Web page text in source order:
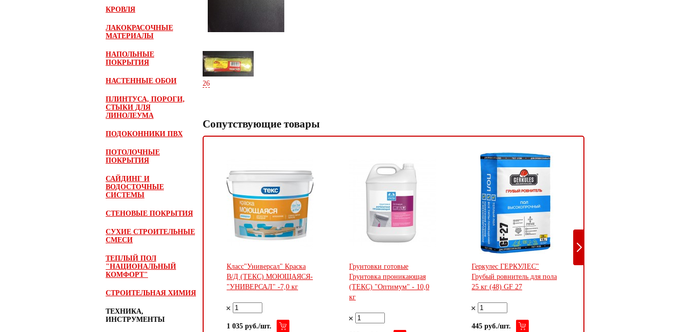
КРОВЛЯ
ЛАКОКРАСОЧНЫЕ
МАТЕРИАЛЫ
НАПОЛЬНЫЕ
ПОКРЫТИЯ
НАСТЕННЫЕ ОБОИ
ПЛИНТУСА, ПОРОГИ,
СТЫКИ ДЛЯ
ЛИНОЛЕУМА
ПОДОКОННИКИ ПВХ
ПОТОЛОЧНЫЕ
ПОКРЫТИЯ
САЙДИНГ И
ВОДОСТОЧНЫЕ
СИСТЕМЫ
СТЕНОВЫЕ ПОКРЫТИЯ
СУХИЕ СТРОИТЕЛЬНЫЕ
СМЕСИ
ТЕПЛЫЙ ПОЛ
"НАЦИОНАЛЬНЫЙ
КОМФОРТ"
СТРОИТЕЛЬНАЯ ХИМИЯ
ТЕХНИКА,
ИНСТРУМЕНТЫ
26
Сопутствующие товары
Класс"Универсал" Краска
В/Д (ТЕКС) МОЮЩАЯСЯ-
"УНИВЕРСАЛ" -7,0 кг
1 035 руб./шт.
Грунтовки готовые
Грунтовка проникающая
(ТЕКС) "Оптимум" - 10,0
кг
Геркулес ГЕРКУЛЕС"
Грубый ровнитель для пола
25 кг (48) GF 27
445 руб./шт.